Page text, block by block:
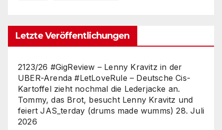
Letzte Veröffentlichungen
2123/26 #GigReview – Lenny Kravitz in der
UBER-Arenda #LetLoveRule – Deutsche Cis-
Kartoffel zieht nochmal die Lederjacke an.
Tommy, das Brot, besucht Lenny Kravitz und
feiert JAS_terday (drums made wumms) 28. Juli
2026